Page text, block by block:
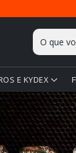
E KYDEX